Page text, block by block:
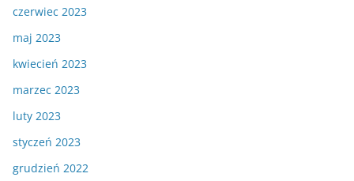
czerwiec 2023
maj 2023
kwiecień 2023
marzec 2023
luty 2023
styczeń 2023
grudzień 2022